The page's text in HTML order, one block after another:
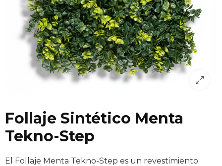
Follaje Sintético Menta
Tekno-Step
El Follaje Menta Tekno-Step es un revestimiento